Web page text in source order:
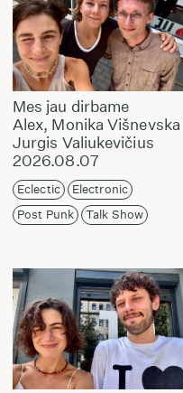
Mes jau dirbame
Alex, Monika
Jurgis Valiukevičius
2026.08.07
Eclectic
Electronic
Post Punk
Talk Show